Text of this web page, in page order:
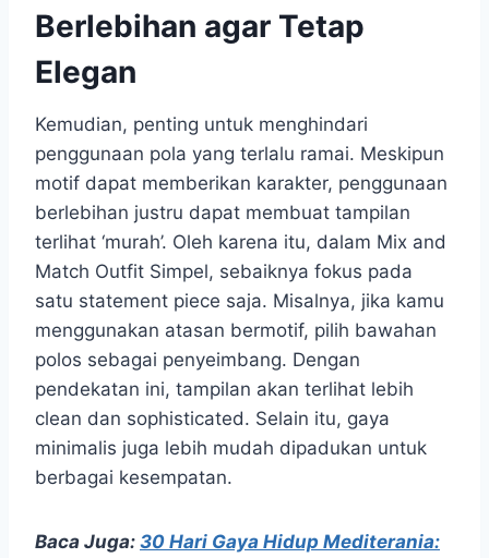
Berlebihan agar Tetap
Elegan
Kemudian, penting untuk menghindari
penggunaan pola yang terlalu ramai. Meskipun
motif dapat memberikan karakter, penggunaan
berlebihan justru dapat membuat tampilan
terlihat ‘murah’. Oleh karena itu, dalam Mix and
Match Outfit Simpel, sebaiknya fokus pada
satu statement piece saja. Misalnya, jika kamu
menggunakan atasan bermotif, pilih bawahan
polos sebagai penyeimbang. Dengan
pendekatan ini, tampilan akan terlihat lebih
clean dan sophisticated. Selain itu, gaya
minimalis juga lebih mudah dipadukan untuk
berbagai kesempatan.
Baca Juga: 30 Hari Gaya Hidup Mediterania: